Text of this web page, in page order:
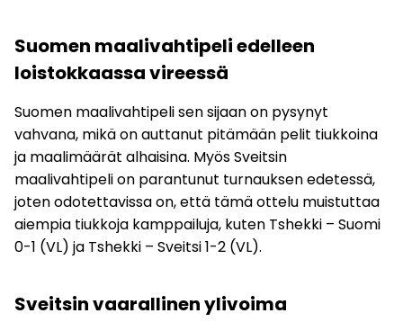
Suomen maalivahtipeli edelleen
loistokkaassa vireessä
Suomen maalivahtipeli sen sijaan on pysynyt
vahvana, mikä on auttanut pitämään pelit tiukkoina
ja maalimäärät alhaisina. Myös Sveitsin
maalivahtipeli on parantunut turnauksen edetessä,
joten odotettavissa on, että tämä ottelu muistuttaa
aiempia tiukkoja kamppailuja, kuten Tshekki – Suomi
0-1 (VL) ja Tshekki – Sveitsi 1-2 (VL).
Sveitsin vaarallinen ylivoima